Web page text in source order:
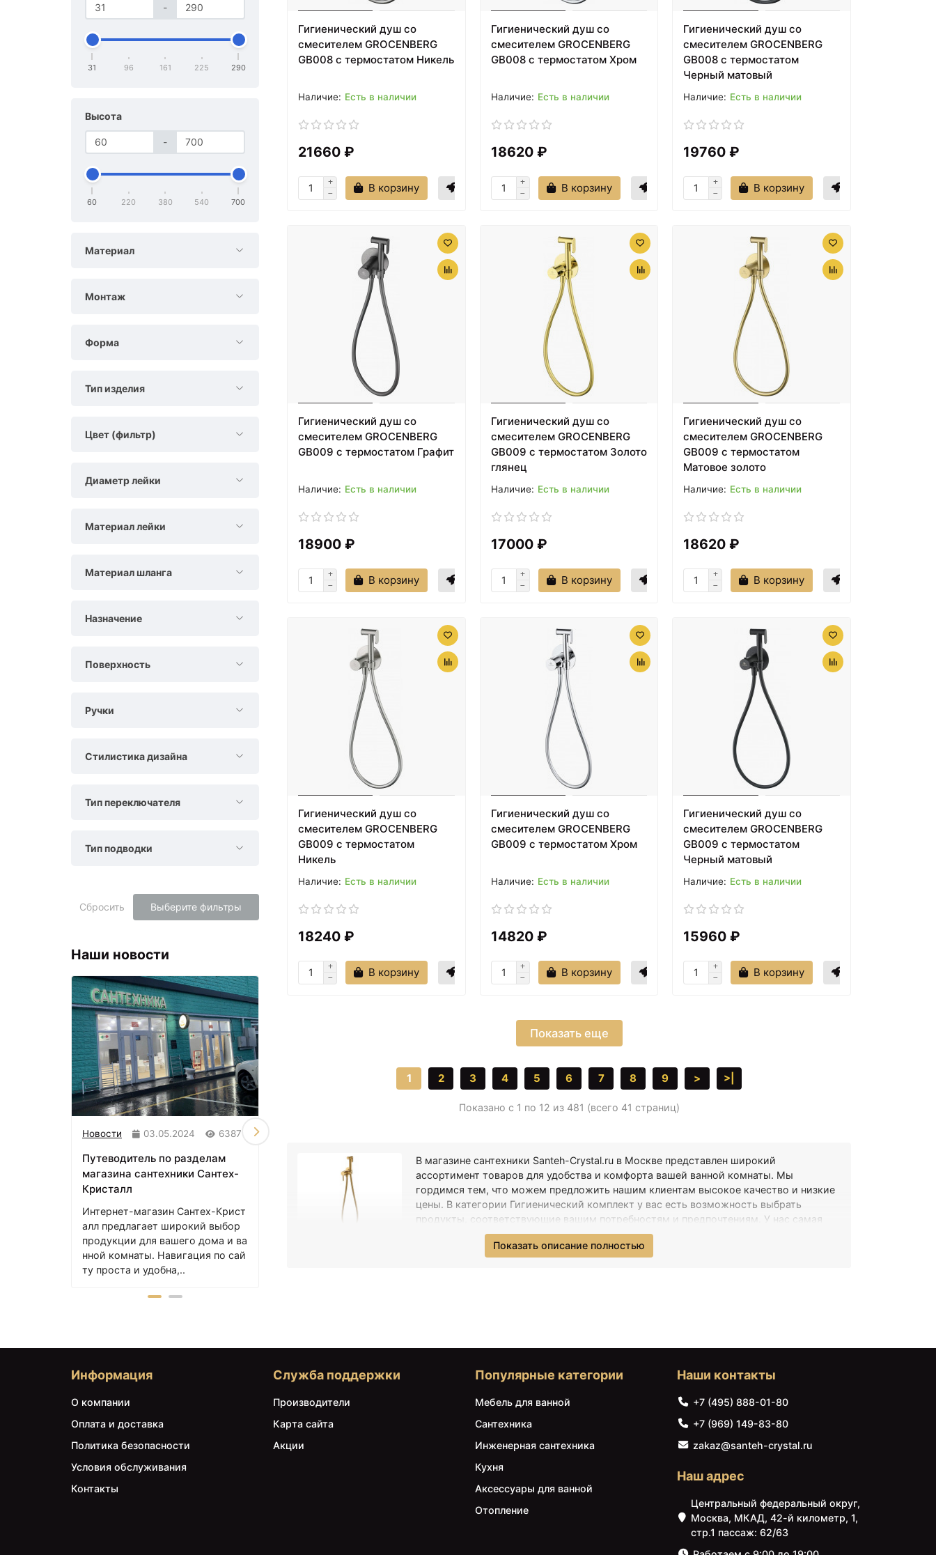
-
31 96 161 225 290
Высота
-
60 220 380 540 700
Материал
Монтаж
Форма
Тип изделия
Цвет (фильтр)
Диаметр лейки
Материал лейки
Материал шланга
Назначение
Поверхность
Ручки
Стилистика дизайна
Тип переключателя
Тип подводки
Сбросить Выберите фильтры
Наши новости
Новости 03.05.2024 6387
Путеводитель по разделам
магазина сантехники Сантех-
Кристалл
Интернет-магазин Сантех-Крист
алл предлагает широкий выбор
продукции для вашего дома и ва
нной комнаты. Навигация по сай
ту проста и удобна,..
Salini: Полное решение для
ванной комнаты
Salini – это премиальный итальян
ский бренд сантехники. Известн
Гигиенический душ со
смесителем GROCENBERG
GB008 с термостатом Никель
Есть в наличии
21660 ₽
В корзину
Гигиенический душ со
смесителем GROCENBERG
GB008 с термостатом Хром
Есть в наличии
18620 ₽
В корзину
Гигиенический душ со
смесителем GROCENBERG
GB008 с термостатом
Черный матовый
Есть в наличии
19760 ₽
В корзину
Гигиенический душ со
смесителем GROCENBERG
GB009 с термостатом Графит
Есть в наличии
18900 ₽
В корзину
Гигиенический душ со
смесителем GROCENBERG
GB009 с термостатом Золото
глянец
Есть в наличии
17000 ₽
В корзину
Гигиенический душ со
смесителем GROCENBERG
GB009 с термостатом
Матовое золото
Есть в наличии
18620 ₽
В корзину
Гигиенический душ со
смесителем GROCENBERG
GB009 с термостатом
Никель
Есть в наличии
18240 ₽
В корзину
Гигиенический душ со
смесителем GROCENBERG
GB009 с термостатом Хром
Есть в наличии
14820 ₽
В корзину
Гигиенический душ со
смесителем GROCENBERG
GB009 с термостатом
Черный матовый
Есть в наличии
15960 ₽
В корзину
Показать еще
1 2 3 4 5 6 7 8 9 > >|
Показано с 1 по 12 из 481 (всего 41 страниц)
В магазине сантехники Santeh-Crystal.ru в Москве представлен широкий
ассортимент товаров для удобства и комфорта вашей ванной комнаты. Мы
гордимся тем, что можем предложить нашим клиентам высокое качество и низкие
цены. В категории Гигиенический комплект у вас есть возможность выбрать
продукты, соответствующие вашим потребностям и предпочтениям. У нас самая
низкая цена в категории - 3355 ₽, что означает, что вы можете сэкономить
приобретая товары у нас. В нашей коллекции Гигиенический комплект вы найдете широкий выбор
выбрать правильные товары и ответить на все ваши вопросы. Мы стремимся предоставить нашим
вашей ванной комнаты на потом! Загляните в категорию Гигиенический комплект на Santeh-Crystal.ru и
найдите то, что идеально подходит для ваших потребностей. Низкие цены, высокое качество и широкий
выбор товаров вас приятно удивят!
Показать описание полностью
Информация
О компании
Оплата и доставка
Политика безопасности
Условия обслуживания
Контакты
Служба поддержки
Производители
Карта сайта
Акции
Популярные категории
Мебель для ванной
Сантехника
Инженерная сантехника
Кухня
Аксессуары для ванной
Отопление
Наши контакты
+7 (495) 888-01-80
+7 (969) 149-83-80
zakaz@santeh-crystal.ru
Наш адрес
Центральный федеральный округ,
Москва, МКАД, 42-й километр, 1,
стр.1 пассаж: 62/63